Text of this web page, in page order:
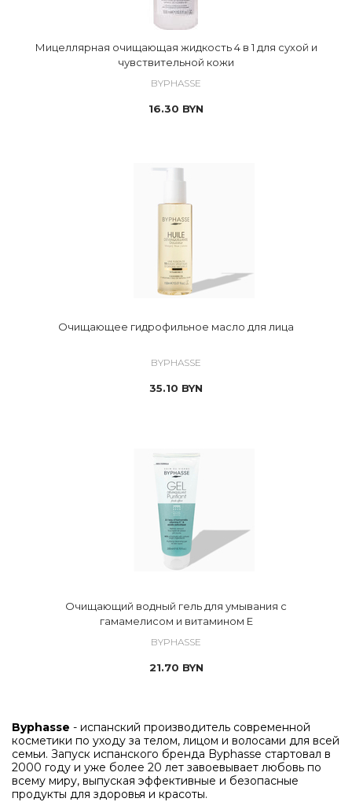
Мицеллярная очищающая жидкость 4 в 1 для сухой и
чувствительной кожи
BYPHASSE
16.30 BYN
Очищающее гидрофильное масло для лица
BYPHASSE
35.10 BYN
Очищающий водный гель для умывания с
гамамелисом и витамином Е
BYPHASSE
21.70 BYN
Byphasse - испанский производитель современной
косметики по уходу за телом, лицом и волосами для всей
семьи. Запуск испанского бренда Byphasse стартовал в
2000 году и уже более 20 лет завоевывает любовь по
всему миру, выпуская эффективные и безопасные
продукты для здоровья и красоты.